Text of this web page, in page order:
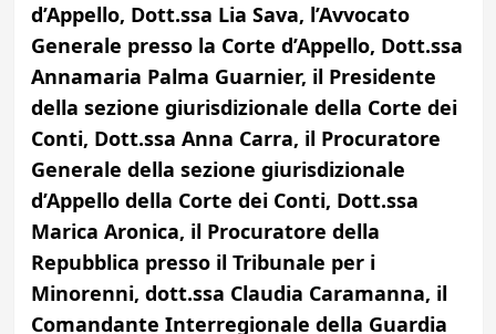
d’Appello, Dott.ssa Lia Sava, l’Avvocato
Generale presso la Corte d’Appello, Dott.ssa
Annamaria Palma Guarnier, il Presidente
della sezione giurisdizionale della Corte dei
Conti, Dott.ssa Anna Carra, il Procuratore
Generale della sezione giurisdizionale
d’Appello della Corte dei Conti, Dott.ssa
Marica Aronica, il Procuratore della
Repubblica presso il Tribunale per i
Minorenni, dott.ssa Claudia Caramanna, il
Comandante Interregionale della Guardia